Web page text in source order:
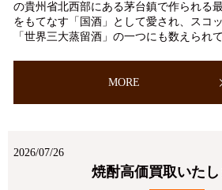
の貴州省北西部にある茅台鎮で作られる
をもてなす「国酒」として愛され、スコ
「世界三大蒸留酒」の一つにも数えられ
MORE
2026/07/26
焼酎高価買取いたし